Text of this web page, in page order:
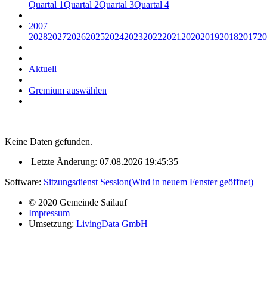
Quartal 1Quartal 2Quartal 3Quartal 4
2007
20282027202620252024202320222021 2020201920182017
Aktuell
Gremium auswählen
Keine Daten gefunden.
Letzte Änderung: 07.08.2026 19:45:35
Software: Sitzungsdienst Session(Wird in neuem Fenster geöffnet)
© 2020 Gemeinde Sailauf
Impressum
Umsetzung: LivingData GmbH